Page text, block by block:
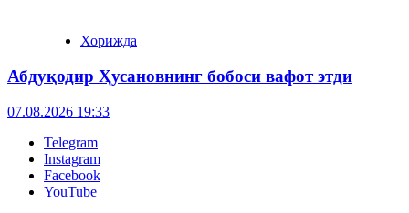
Хорижда
Абдуқодир Ҳусановнинг бобоси вафот этди
07.08.2026 19:33
Telegram
Instagram
Facebook
YouTube